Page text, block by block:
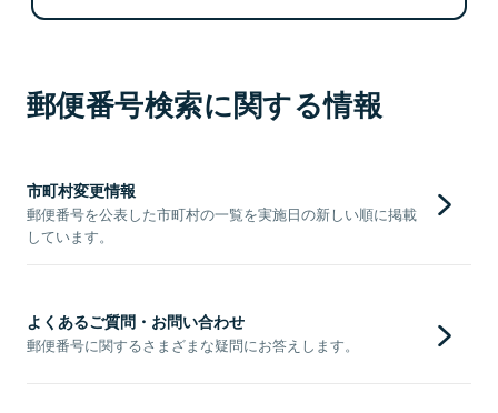
郵便番号検索に関する情報
市町村変更情報
郵便番号を公表した市町村の一覧を実施日の新しい順に掲載
しています。
よくあるご質問・お問い合わせ
郵便番号に関するさまざまな疑問にお答えします。